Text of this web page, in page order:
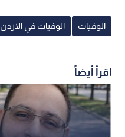
الوفيات الوفيات في الاردن
اقرأ أيضاً